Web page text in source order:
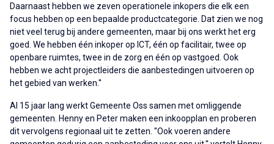
Daarnaast hebben we zeven operationele inkopers die elk een
focus hebben op een bepaalde productcategorie. Dat zien we nog
niet veel terug bij andere gemeenten, maar bij ons werkt het erg
goed. We hebben één inkoper op ICT, één op facilitair, twee op
openbare ruimtes, twee in de zorg en één op vastgoed. Ook
hebben we acht projectleiders die aanbestedingen uitvoeren op
het gebied van werken.''
Al 15 jaar lang werkt Gemeente Oss samen met omliggende
gemeenten. Henny en Peter maken een inkoopplan en proberen
dit vervolgens regionaal uit te zetten. ''Ook voeren andere